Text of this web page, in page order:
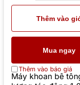
Thêm vào
Mua ngay
Thêm vào báo giá
Máy khoan bê